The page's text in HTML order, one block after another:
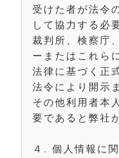
受けた者が法令
して協力する必
裁判所、検察庁
ーまたはこれら
法律に基づく正
法令により開示
その他利用者本
要であると弊社
４. 個人情報に